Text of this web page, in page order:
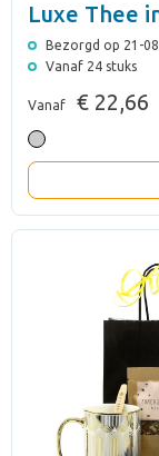
Luxe Thee
Bezorgd op 21-08
Vanaf 24 stuks
Vanaf € 22,66